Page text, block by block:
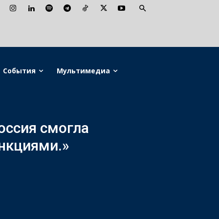
События Мультимедиа
смогла